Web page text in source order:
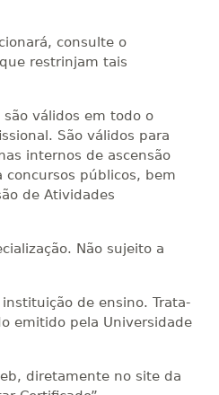
consulte o
restrinjam tais
válidos em todo o
São válidos para
internos de ascensão
públicos, bem
de Atividades
Não sujeito a
de ensino. Trata-
emitido pela Universidade
diretamente no site da